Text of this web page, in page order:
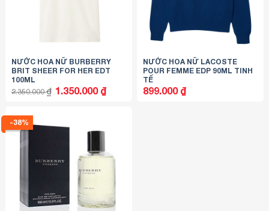
NƯỚC HOA NỮ BURBERRY
BRIT SHEER FOR HER EDT
100ML
2.350.000₫ Giá
gốc
1.350.000 ₫Giá
hiện
NƯỚC HOA NỮ LACOSTE
POUR FEMME EDP 90ML TINH
TẾ
899.000 ₫
-38%